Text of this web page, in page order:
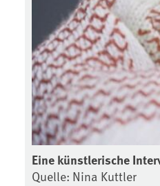
Eine künstlerische
Quelle: Nina Kuttler